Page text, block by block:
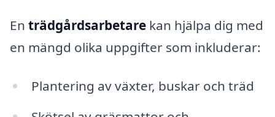
En trädgårdsarbetare kan hjälpa dig med
en mängd olika uppgifter som inkluderar:
Plantering av växter, buskar och träd